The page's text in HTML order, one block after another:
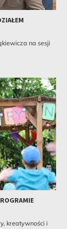
na sesji
kreatywności i